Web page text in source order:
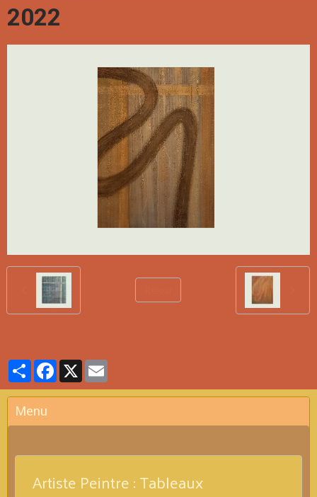
2022
PartagerFacebook
X
Menu
Artiste Peintre : Tableaux